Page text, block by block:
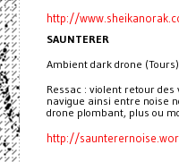
http://
SAUNTERER
Ambient dark drone (Tours)
Ressac : violent retour
navigue ainsi entre noise
drone plombant, plus ou
http://